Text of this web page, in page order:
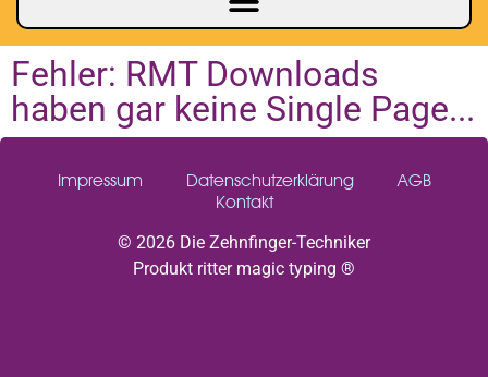
Fehler: RMT Downloads
haben gar keine Single Page...
Impressum Datenschutzerklärung
AGB
Kontakt
© 2026 Die Zehnfinger-Techniker
Produkt ritter magic typing ®